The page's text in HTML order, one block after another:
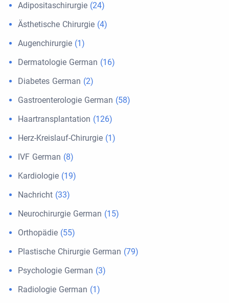
Adipositaschirurgie (24)
Ästhetische Chirurgie (4)
Augenchirurgie (1)
Dermatologie German (16)
Diabetes German (2)
Gastroenterologie German (58)
Haartransplantation (126)
Herz-Kreislauf-Chirurgie (1)
IVF German (8)
Kardiologie (19)
Nachricht (33)
Neurochirurgie German (15)
Orthopädie (55)
Plastische Chirurgie German (79)
Psychologie German (3)
Radiologie German (1)